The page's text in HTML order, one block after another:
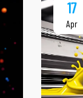
17
Apr